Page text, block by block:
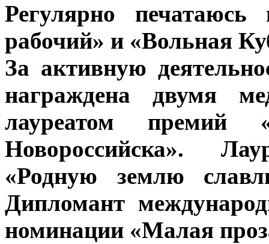
Регулярно печатаюсь
рабочий» и «Вольная
За активную
награждена двумя
лауреатом премий
Новороссийска».
«Родную землю
Дипломант
номинации «Малая